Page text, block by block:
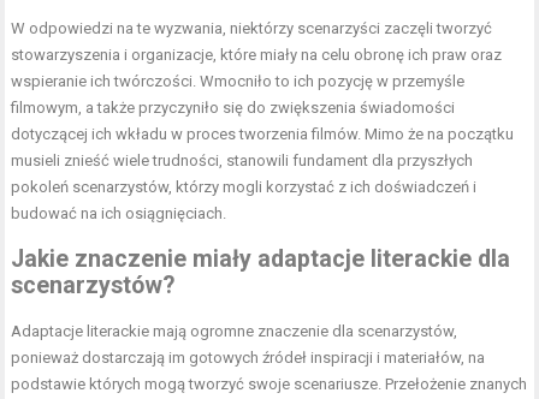
W odpowiedzi na te wyzwania, niektórzy scenarzyści zaczęli tworzyć
stowarzyszenia i organizacje, które miały na celu obronę ich praw oraz
wspieranie ich twórczości. Wmocniło to ich pozycję w przemyśle
filmowym, a także przyczyniło się do zwiększenia świadomości
dotyczącej ich wkładu w proces tworzenia filmów. Mimo że na początku
musieli znieść wiele trudności, stanowili fundament dla przyszłych
pokoleń scenarzystów, którzy mogli korzystać z ich doświadczeń i
budować na ich osiągnięciach.
Jakie znaczenie miały adaptacje literackie dla
scenarzystów?
Adaptacje literackie mają ogromne znaczenie dla scenarzystów,
ponieważ dostarczają im gotowych źródeł inspiracji i materiałów, na
podstawie których mogą tworzyć swoje scenariusze. Przełożenie znanych